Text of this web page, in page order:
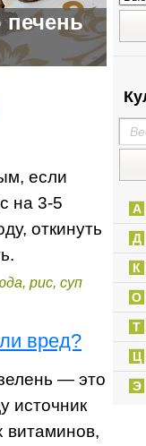
А
Д
К
О
Т
Ц
Э
печень
если
на 3-5
откинуть
, рис, суп
вред?
— это
источник
витаминов,